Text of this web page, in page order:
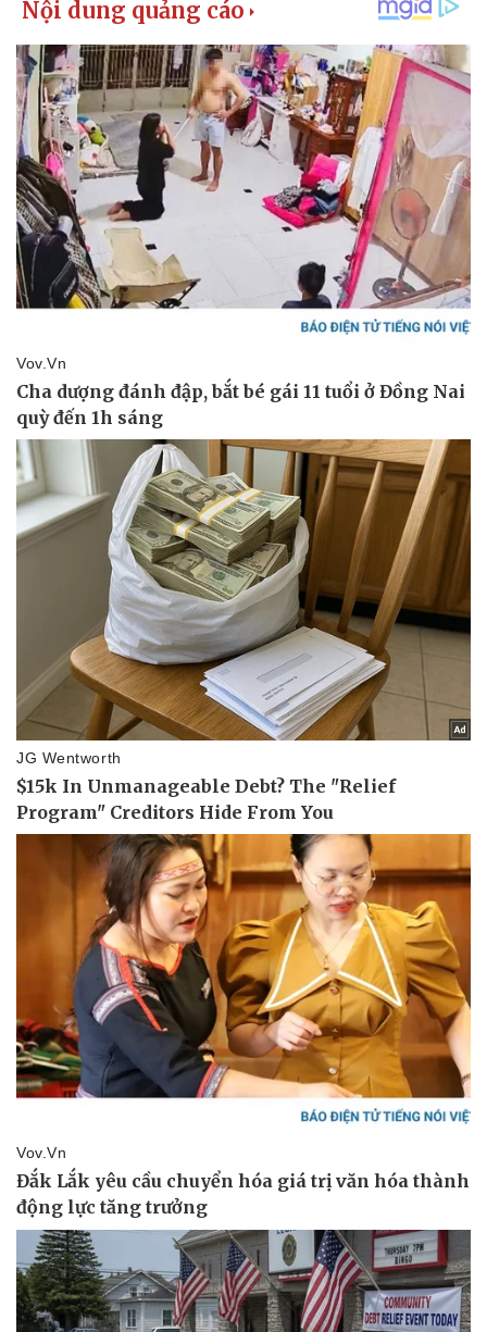
Pháp luật
Vụ án
Tư vấn luật
Quân sự - Quốc phòng
Vũ khí
Việt Nam
Phân tích